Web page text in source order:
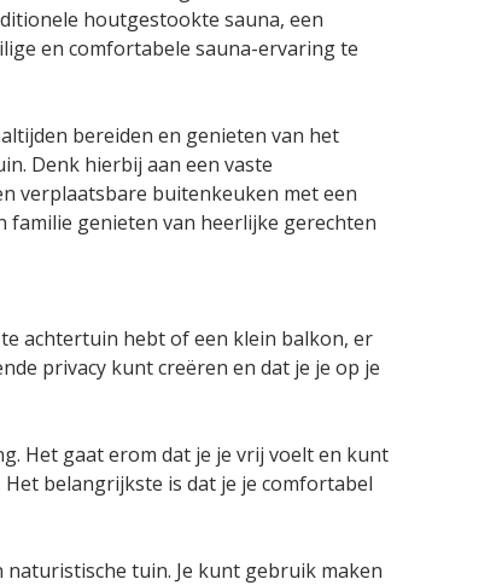
houtgestookte sauna, een
en comfortabele sauna-ervaring te
bereiden en genieten van het
Denk hierbij aan een vaste
verplaatsbare buitenkeuken met een
familie genieten van heerlijke gerechten
achtertuin hebt of een klein balkon, er
privacy kunt creëren en dat je je op je
Het gaat erom dat je je vrij voelt en kunt
belangrijkste is dat je je comfortabel
tuin. Je kunt gebruik maken